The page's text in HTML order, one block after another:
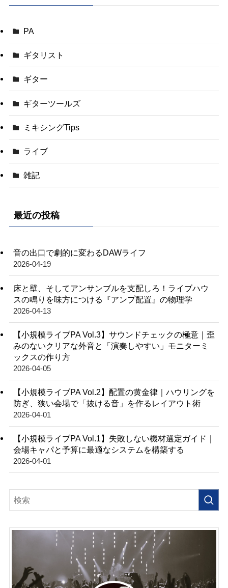
PA
ギタリスト
ギター
ギターツールズ
ミキシングTips
ライブ
雑記
最近の投稿
音の出口で劇的に変わるDAWライフ
2026-04-19
床と壁、そしてアンサンブルを支配しろ！ライブハウ
スの鳴りを味方につける『アンプ配置』の物理学
2026-04-13
【小規模ライブPA Vol.3】サウンドチェックの極意｜歪
みのないクリアな外音と「演奏しやすい」モニターミ
ックスの作り方
2026-04-05
【小規模ライブPA Vol.2】配置の黄金律｜ハウリングを
防ぎ、狭い会場で「抜ける音」を作るレイアウト術
2026-04-01
【小規模ライブPA Vol.1】失敗しない機材選定ガイド｜
会場キャパと予算に最適なシステムを構築する
2026-04-01